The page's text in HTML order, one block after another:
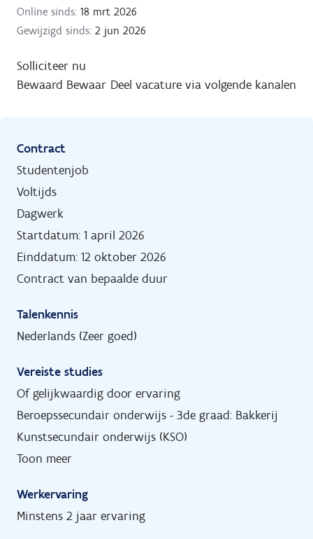
Online sinds: 18 mrt 2026
Gewijzigd sinds: 2 jun 2026
Solliciteer nu
Bewaard Bewaar Deel vacature via volgende kanalen
Contract
Studentenjob
Voltijds
Dagwerk
Startdatum: 1 april 2026
Einddatum: 12 oktober 2026
Contract van bepaalde duur
Talenkennis
Nederlands (Zeer goed)
Vereiste studies
Of gelijkwaardig door ervaring
Beroepssecundair onderwijs - 3de graad: Bakkerij
Kunstsecundair onderwijs (KSO)
Toon meer
Werkervaring
Minstens 2 jaar ervaring